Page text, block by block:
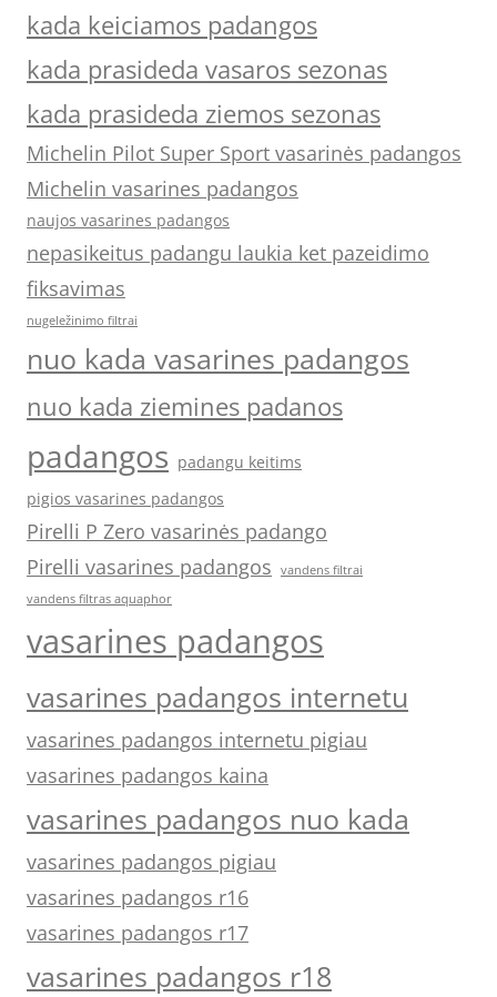
kada keiciamos padangos
kada prasideda vasaros sezonas
kada prasideda ziemos sezonas
Michelin Pilot Super Sport vasarinės padangos
Michelin vasarines padangos
naujos vasarines padangos
nepasikeitus padangu laukia ket pazeidimo
fiksavimas
nugeležinimo filtrai
nuo kada vasarines padangos
nuo kada ziemines padanos
padangos padangu keitims
pigios vasarines padangos
Pirelli P Zero vasarinės padango
Pirelli vasarines padangos
vandens filtrai
vandens filtras aquaphor
vasarines padangos
vasarines padangos internetu
vasarines padangos internetu pigiau
vasarines padangos kaina
vasarines padangos nuo kada
vasarines padangos pigiau
vasarines padangos r16
vasarines padangos r17
vasarines padangos r18